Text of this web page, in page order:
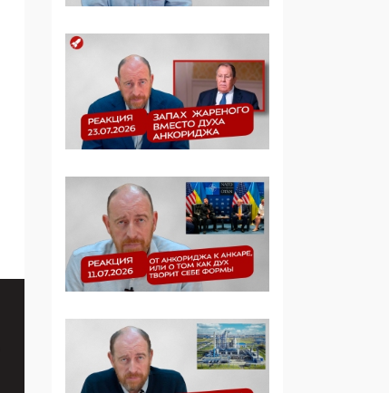
Манифест против
семьи и традиционных
ценностей: «Новые
люди» поднимают
электорат феминисток
на битву с
мужчинами-«бабуинам
и»
05:08, 15 Мая 2026
Эзотерика,
инфоцыганство и
лженаука под ширмой
защиты традиционных
ценностей: кто и с чем
«Россия 809. Традиции
будущего»